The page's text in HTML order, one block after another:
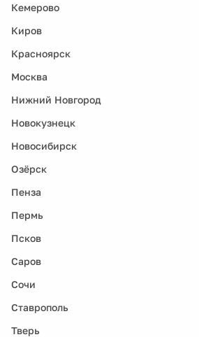
Кемерово
Киров
Красноярск
Москва
Нижний Новгород
Новокузнецк
Новосибирск
Озёрск
Пенза
Пермь
Псков
Саров
Сочи
Ставрополь
Тверь